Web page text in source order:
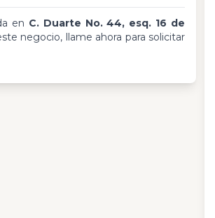
en C. Duarte No. 44, esq. 16 de
negocio, llame ahora para solicitar